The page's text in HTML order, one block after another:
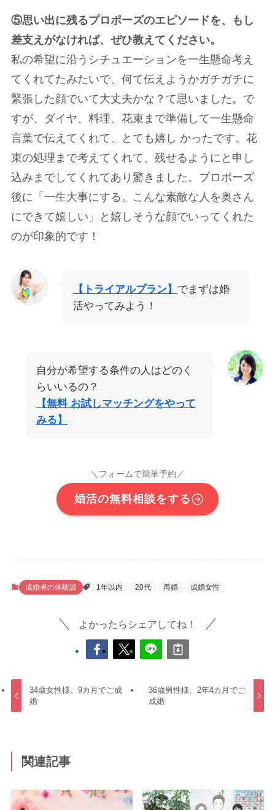
⑤思い出に残るプロポーズのエピソードを、もし
差支えがなければ、ぜひ教えてください。
私の希望に沿うシチュエーションを一生懸命考え
てくれてたみたいで、何て伝えようかガチガチに
緊張した顔でいて大丈夫かな？て思いました。で
すが、ダイヤ、料理、花束まで準備して一生懸命
言葉で伝えてくれて、とても嬉し かったです。花
束の処理まで考えてくれて、残せるようにと申し
込みまでしてくれてあり驚きました。プロポーズ
後に「一生大事にする。こんな素敵な人を奥さん
にできて嬉しい」と嬉しそうな顔でいってくれた
のが印象的です！
【トライアルプラン】 でまずは婚
活やってみよう！
自分が希望する条件の人はどのく
らいいるの？
【無料 お試しマッチングをやって
みる】
＼フォームで簡単予約／
婚活の無料相談をする
成婚者の体験談 1年以内 20代 再婚 成婚女性
よかったらシェアしてね！
34歳女性様、9カ月でご成
婚
36歳男性様、2年4カ月でご
成婚
関連記事